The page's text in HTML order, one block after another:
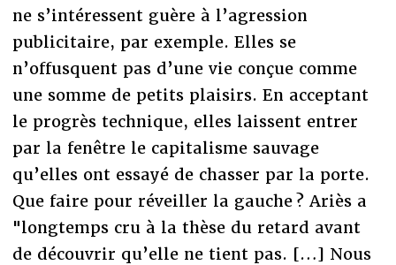
ne s’intéressent guère à l’agression
publicitaire, par exemple. Elles se
n’offusquent pas d’une vie conçue comme
une somme de petits plaisirs. En acceptant
le progrès technique, elles laissent entrer
par la fenêtre le capitalisme sauvage
qu’elles ont essayé de chasser par la porte.
Que faire pour réveiller la gauche ? Ariès a
"longtemps cru à la thèse du retard avant
de découvrir qu’elle ne tient pas. […] Nous